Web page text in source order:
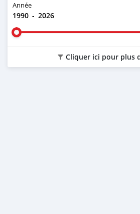
Année
1990 - 2026
Cliquer ici pour plus